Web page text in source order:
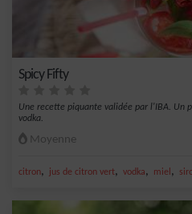
Spicy Fifty
Une recette piquante validée par l'IBA. Un
vodka.
Moyenne
citron, jus de citron vert, vodka, miel ,